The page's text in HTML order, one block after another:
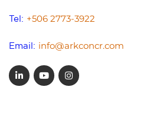
Tel: +506 2773-3922
Email: info@arkconcr.com